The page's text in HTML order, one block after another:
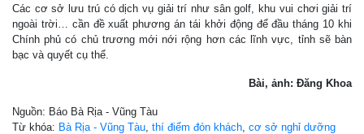
Các cơ sở lưu trú có dịch vụ giải trí như sân golf, khu vui chơi giải trí
ngoài trời… cần đề xuất phương án tái khởi động để đầu tháng 10 khi
Chính phủ có chủ trương mới nới rộng hơn các lĩnh vực, tỉnh sẽ bàn
bạc và quyết cụ thể.
Bài, ảnh: Đăng Khoa
Nguồn: Báo Bà Rịa - Vũng Tàu
Từ khóa: Bà Rịa - Vũng Tàu thí điểm đón khách cơ sở nghỉ dưỡng